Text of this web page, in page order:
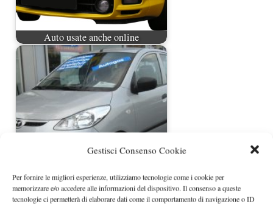
Gestisci Consenso Cookie
Per fornire le migliori esperienze, utilizziamo tecnologie come i cookie per
memorizzare e/o accedere alle informazioni del dispositivo. Il consenso a queste
tecnologie ci permetterà di elaborare dati come il comportamento di navigazione o ID
Auto usate anche online
L’usato migliore si trova online